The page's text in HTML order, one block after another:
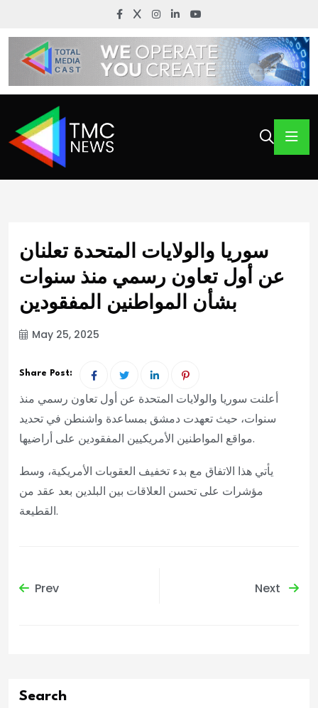
سوريا والولايات المتحدة تعلنان
عن أول تعاون رسمي منذ سنوات
بشأن المواطنين المفقودين
May 25, 2025
Share Post:
أعلنت سوريا والولايات المتحدة عن أول تعاون رسمي منذ
سنوات، حيث تعهدت دمشق بمساعدة واشنطن في تحديد
مواقع المواطنين الأمريكيين المفقودين على أراضيها.
يأتي هذا الاتفاق مع بدء تخفيف العقوبات الأمريكية، وسط
مؤشرات على تحسن العلاقات بين البلدين بعد عقد من
القطيعة.
Prev Next
Search